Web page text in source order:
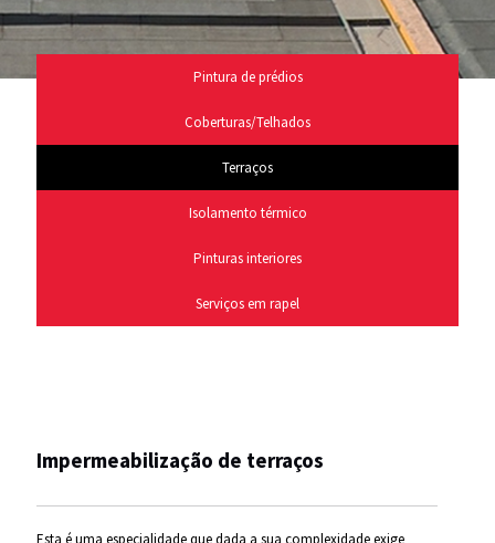
Pintura de prédios
Coberturas/Telhados
Terraços
Isolamento térmico
Pinturas interiores
Serviços em rapel
Impermeabilização de terraços